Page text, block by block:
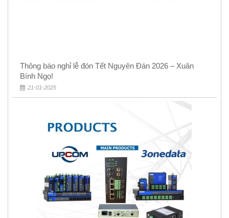
Thông báo nghỉ lễ đón Tết Nguyên Đán 2026 – Xuân
Bính Ngọ!
21-01-2025